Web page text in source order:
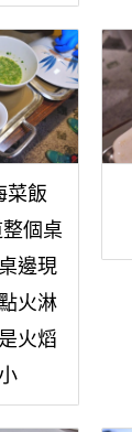
菜飯
個桌
邊現
火淋
火熖